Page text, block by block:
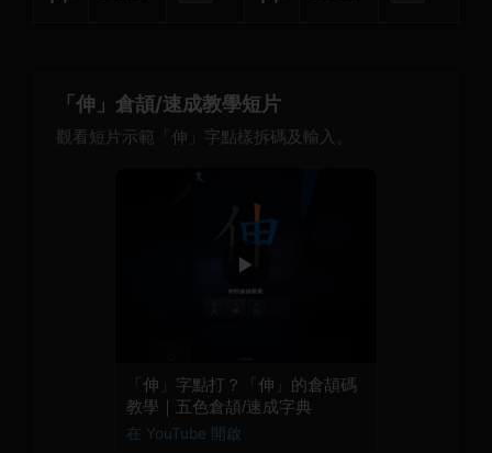
「伸」倉頡/速成教學短片
觀看短片示範「伸」字點樣拆碼及輸入。
▶
「伸」字點打？「伸」的倉頡碼
教學｜五色倉頡/速成字典
在 YouTube 開啟